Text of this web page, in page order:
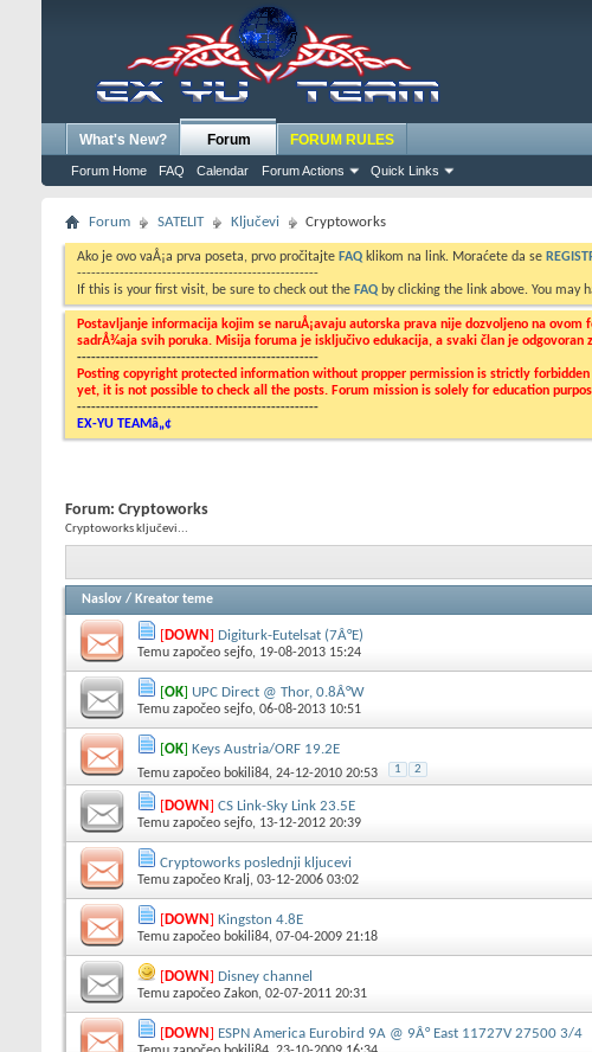
What's New? Forum
Forum Home FAQ Calendar Forum Actions Quick Links
FORUM RULES
Forum SATELIT Ključevi Cryptoworks
Ako je ovo vaÅ¡a prva poseta, prvo pročitajte FAQ klikom na link. Moraćete da se
---------------------------------------------------
If this is your first visit, be sure to check out the FAQ by clicking the link above. You may
Postavljanje informacija kojim se naruÅ¡avaju autorska prava nije dozvoljeno na
sadrÅ¾aja svih poruka. Misija foruma je isključivo edukacija, a svaki član je odgovoran
---------------------------------------------------
Posting copyright protected information without propper permission is strictly
yet, it is not possible to check all the posts. Forum mission is solely for education
---------------------------------------------------
EX-YU TEAMâ„¢
Forum: Cryptoworks
Cryptoworks ključevi...
Naslov / Kreator teme
[DOWN] Digiturk-Eutelsat (7Â°E)
Temu započeo sejfo, 19-08-2013 15:24
[OK] UPC Direct @ Thor, 0.8Â°W
Temu započeo sejfo, 06-08-2013 10:51
[OK] Keys Austria/ORF 19.2E
Temu započeo bokili84, 24-12-2010 20:53 1 2
[DOWN] CS Link-Sky Link 23.5E
Temu započeo sejfo, 13-12-2012 20:39
Cryptoworks poslednji kljucevi
Temu započeo Kralj, 03-12-2006 03:02
[DOWN] Kingston 4.8E
Temu započeo bokili84, 07-04-2009 21:18
[DOWN] Disney channel
Temu započeo Zakon, 02-07-2011 20:31
[DOWN] ESPN America Eurobird 9A @ 9Â° East 11727V 27500 3/4